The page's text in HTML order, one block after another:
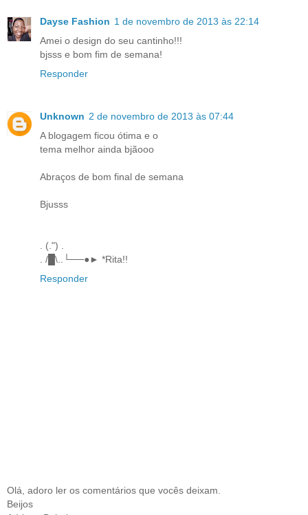
Dayse Fashion 1 de novembro de 2013 às 22:14
Amei o design do seu cantinho!!!
bjsss e bom fim de semana!
Responder
Unknown 2 de novembro de 2013 às 07:44
A blogagem ficou ótima e o
tema melhor ainda bjãooo
Abraços de bom final de semana
Bjusss
. (.") .
. /█\..└──●► *Rita!!
Responder
Olá, adoro ler os comentários que vocês deixam.
Beijos